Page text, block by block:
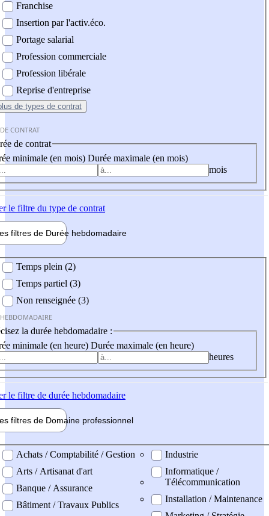
Franchise
Insertion par l'activ.éco.
Portage salarial
Profession commerciale
Profession libérale
Reprise d'entreprise
de types de contrat
CONTRAT
de contrat
minimale (en mois) Durée maximale (en mois)
mois
le filtre du type de contrat
filtres de Durée hebdomadaire
Temps plein (2)
Temps partiel (3)
Non renseignée (3)
la durée hebdomadaire :
minimale (en heure) Durée maximale (en heure)
heures
le filtre de durée hebdomadaire
filtres de Domaine professionnel
professionel
Achats / Comptabilité / Gestion
Arts / Artisanat d'art
Banque / Assurance
Bâtiment / Travaux Publics
Industrie
Informatique /
Télécommunication
Installation / Maintenance